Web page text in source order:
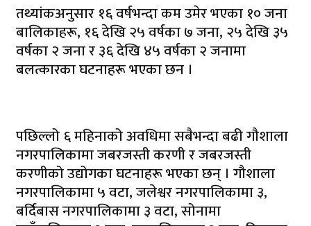
तथ्यांकअनुसार १६ वर्षभन्दा कम उमेर भएका १० जना
बालिकाहरू, १६ देखि २५ वर्षका ७ जना, २५ देखि ३५
वर्षका २ जना र ३६ देखि ४५ वर्षका २ जनामा
बलत्कारका घटनाहरू भएका छन ।
पछिल्लो ६ महिनाको अवधिमा सबैभन्दा बढी गौशाला
नगरपालिकामा जबरजस्ती करणी र जबरजस्ती
करणीको उद्योगका घटनाहरू भएका छन् । गौशाला
नगरपालिकामा ५ वटा, जलेश्वर नगरपालिकामा ३,
बर्दिबास नगरपालिकामा ३ वटा, सोनामा